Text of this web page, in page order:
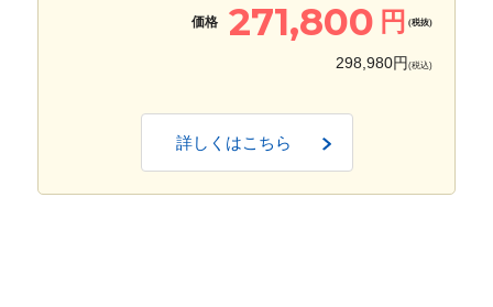
価格 271,800 円 (税抜)
298,980円 (税込)
詳しくはこちら